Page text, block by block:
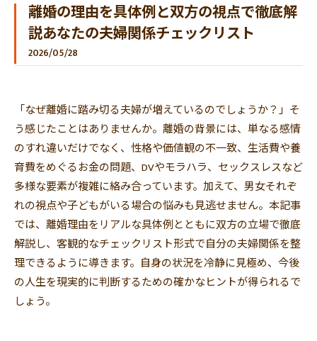
離婚の理由を具体例と双方の視点で徹底解
説あなたの夫婦関係チェックリスト
2026/05/28
「なぜ離婚に踏み切る夫婦が増えているのでしょうか？」そ
う感じたことはありませんか。離婚の背景には、単なる感情
のすれ違いだけでなく、性格や価値観の不一致、生活費や養
育費をめぐるお金の問題、DVやモラハラ、セックスレスなど
多様な要素が複雑に絡み合っています。加えて、男女それぞ
れの視点や子どもがいる場合の悩みも見逃せません。本記事
では、離婚理由をリアルな具体例とともに双方の立場で徹底
解説し、客観的なチェックリスト形式で自分の夫婦関係を整
理できるように導きます。自身の状況を冷静に見極め、今後
の人生を現実的に判断するための確かなヒントが得られるで
しょう。